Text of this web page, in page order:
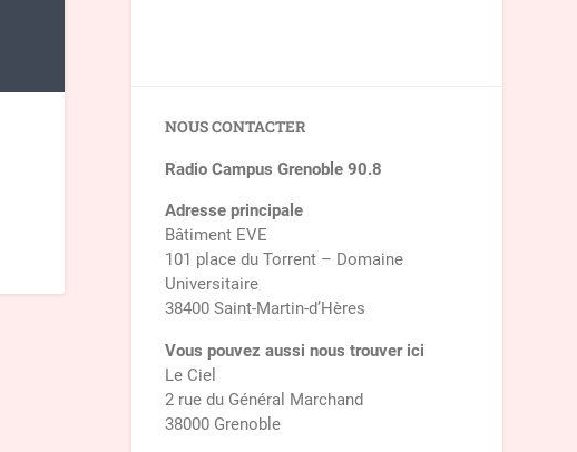
NOUS CONTACTER
Radio Campus Grenoble 90.8
Adresse principale
Bâtiment EVE
101 place du Torrent – Domaine
Universitaire
38400 Saint-Martin-d’Hères
Vous pouvez aussi nous trouver ici
Le Ciel
2 rue du Général Marchand
38000 Grenoble